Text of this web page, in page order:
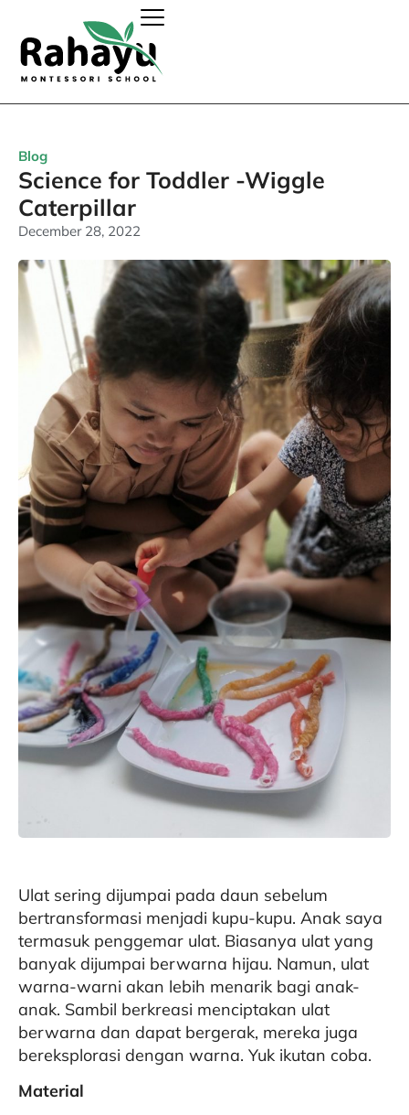
Blog
Science for Toddler -Wiggle
Caterpillar
December 28, 2022
Ulat sering dijumpai pada daun sebelum
bertransformasi menjadi kupu-kupu. Anak saya
termasuk penggemar ulat. Biasanya ulat yang
banyak dijumpai berwarna hijau. Namun, ulat
warna-warni akan lebih menarik bagi anak-
anak. Sambil berkreasi menciptakan ulat
berwarna dan dapat bergerak, mereka juga
bereksplorasi dengan warna. Yuk ikutan coba.
Material